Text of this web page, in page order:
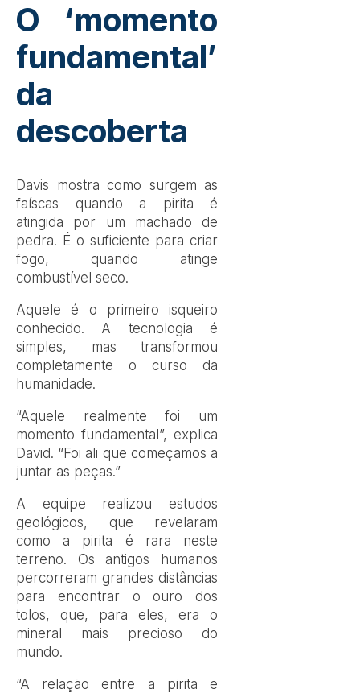
O ‘momento
fundamental’
da
descoberta
Davis mostra como surgem as
faíscas quando a pirita é
atingida por um machado de
pedra. É o suficiente para criar
fogo, quando atinge
combustível seco.
Aquele é o primeiro isqueiro
conhecido. A tecnologia é
simples, mas transformou
completamente o curso da
humanidade.
“Aquele realmente foi um
momento fundamental”, explica
David. “Foi ali que começamos a
juntar as peças.”
A equipe realizou estudos
geológicos, que revelaram
como a pirita é rara neste
terreno. Os antigos humanos
percorreram grandes distâncias
para encontrar o ouro dos
tolos, que, para eles, era o
mineral mais precioso do
mundo.
“A relação entre a pirita e